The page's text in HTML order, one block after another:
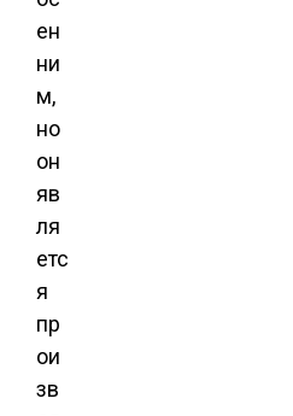
ен
ни
м,
но
он
яв
ля
етс
я
пр
ои
зв